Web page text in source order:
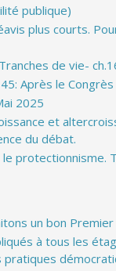
publique)
plus courts.
de vie-
Après le
2025
et
du débat.
protectionnisme.
un bon
à tous les
pratiques